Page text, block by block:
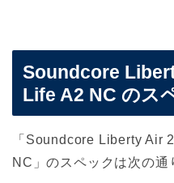
Soundcore
Life A2 NC のス
「Soundcore Liberty Air
NC」のスペックは次の通